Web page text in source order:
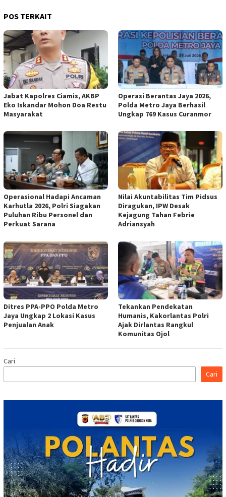
POS TERKAIT
Jabat Kapolres Ciamis, AKBP
Eko Iskandar Mohon Doa Restu
Masyarakat
Operasi Berantas Jaya 2026,
Polda Metro Jaya Berhasil
Ungkap 769 Kasus Curanmor
Operasional Hadapi Ancaman
Karhutla 2026, Polri Siagakan
Puluhan Ribu Personel dan
Perkuat Sarana
Nilai Akuntabilitas Tim Pidsus
Diragukan, IPW Desak
Kejagung Tahan Febrie
Adriansyah
Ditres PPA-PPO Polda Metro
Jaya Ungkap 2 Lokasi Kasus
Penjualan Anak
Tekankan Pendekatan
Humanis, Kakorlantas Polri
Ajak Dirlantas Rangkul
Komunitas Ojol
Cari
Cari